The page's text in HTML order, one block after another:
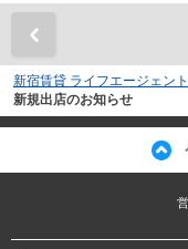
新宿賃貸 ライフエージェン
新規出店のお知らせ